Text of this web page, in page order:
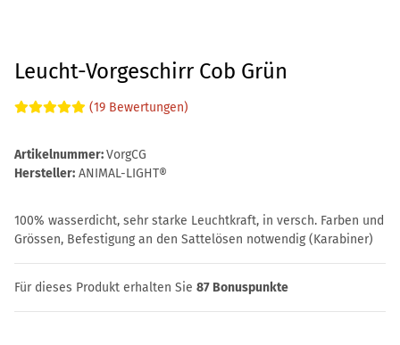
Leucht-Vorgeschirr Cob Grün
(19 Bewertungen)
Artikelnummer:VorgCG
Hersteller: ANIMAL-LIGHT®
100% wasserdicht, sehr starke Leuchtkraft, in versch. Farben und
Grössen, Befestigung an den Sattelösen notwendig (Karabiner)
Für dieses Produkt erhalten Sie 87 Bonuspunkte